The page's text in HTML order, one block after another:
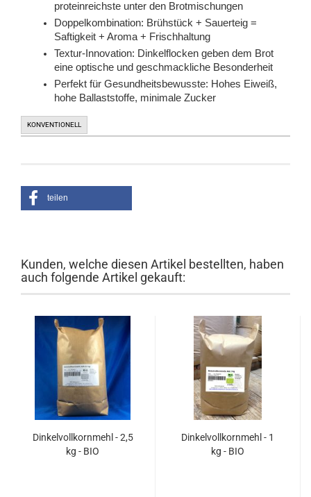
proteinreichste unter den Brotmischungen
Doppelkombination: Brühstück + Sauerteig =
Saftigkeit + Aroma + Frischhaltung
Textur-Innovation: Dinkelflocken geben dem Brot
eine optische und geschmackliche Besonderheit
Perfekt für Gesundheitsbewusste: Hohes Eiweiß,
hohe Ballaststoffe, minimale Zucker
KONVENTIONELL
teilen
Kunden, welche diesen Artikel bestellten, haben
auch folgende Artikel gekauft:
Dinkelvollkornmehl - 2,5
kg - BIO
Dinkelvollkornmehl - 1
kg - BIO